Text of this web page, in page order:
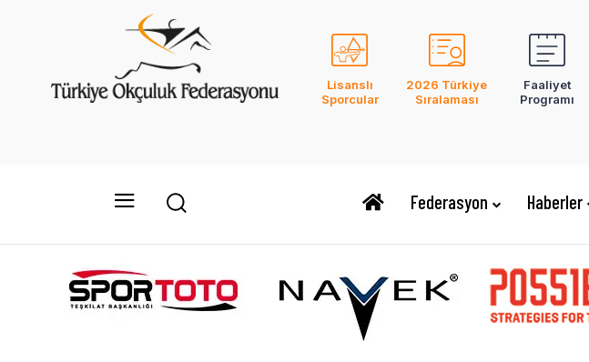
Lisanslı
Sporcular
2026 Türkiye
Sıralaması
Faaliyet
Programı
Federasyon Haberler